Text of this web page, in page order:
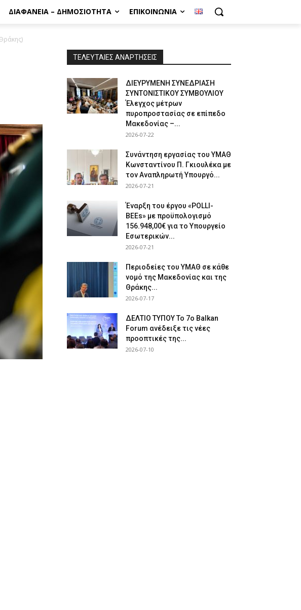
ΔΙΑΦΆΝΕΙΑ – ΔΗΜΟΣΙΌΤΗΤΑ ΕΠΙΚΟΙΝΩΝΊΑ
ΤΕΛΕΥΤΑΙΕΣ ΑΝΑΡΤΗΣΕΙΣ
ΔΙΕΥΡΥΜΕΝΗ ΣΥΝΕΔΡΙΑΣΗ
ΣΥΝΤΟΝΙΣΤΙΚΟΥ ΣΥΜΒΟΥΛΙΟΥ
Έλεγχος μέτρων
πυροπροστασίας σε επίπεδο
Μακεδονίας –...
2026-07-22
Συνάντηση εργασίας του ΥΜΑΘ
Κωνσταντίνου Π. Γκιουλέκα με
τον Αναπληρωτή Υπουργό...
2026-07-21
Έναρξη του έργου «POLLI-
BEEs» με προϋπολογισμό
156.948,00€ για το Υπουργείο
Εσωτερικών...
2026-07-21
Περιοδείες του ΥΜΑΘ σε κάθε
νομό της Μακεδονίας και της
Θράκης...
2026-07-17
ΔΕΛΤΙΟ ΤΥΠΟΥ Το 7ο Balkan
Forum ανέδειξε τις νέες
προοπτικές της...
2026-07-10